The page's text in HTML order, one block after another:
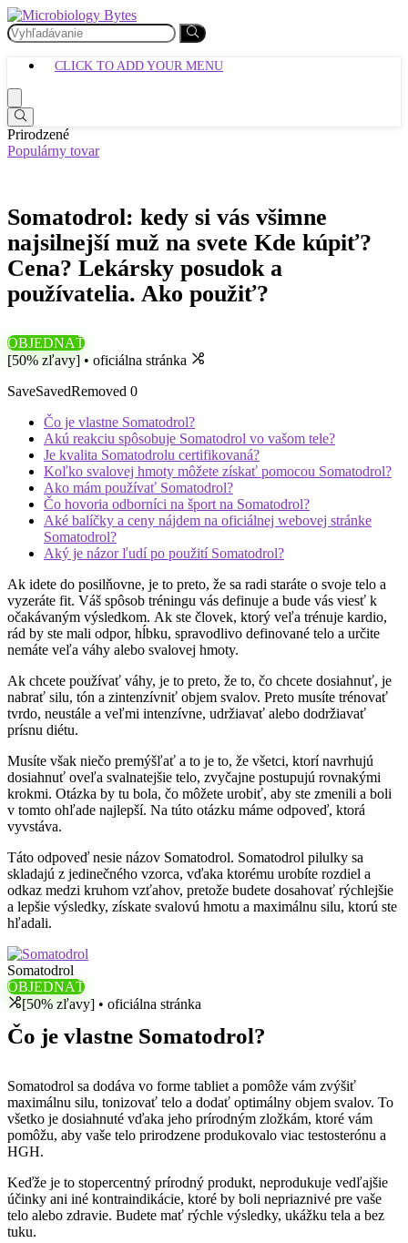
CLICK TO ADD YOUR MENU
Prirodzené
Populárny tovar
Somatodrol: kedy si vás všimne
najsilnejší muž na svete Kde kúpiť?
Cena? Lekársky posudok a
používatelia. Ako použiť?
OBJEDNAŤ
[50% zľavy] • oficiálna stránka
SaveSavedRemoved 0
Čo je vlastne Somatodrol?
Akú reakciu spôsobuje Somatodrol vo vašom tele?
Je kvalita Somatodrolu certifikovaná?
Koľko svalovej hmoty môžete získať pomocou Somatodrol?
Ako mám používať Somatodrol?
Čo hovoria odborníci na šport na Somatodrol?
Aké balíčky a ceny nájdem na oficiálnej webovej stránke
Somatodrol?
Aký je názor ľudí po použití Somatodrol?
Ak idete do posilňovne, je to preto, že sa radi staráte o svoje telo a
vyzeráte fit. Váš spôsob tréningu vás definuje a bude vás viesť k
očakávaným výsledkom. Ak ste človek, ktorý veľa trénuje kardio,
rád by ste mali odpor, hĺbku, spravodlivo definované telo a určite
nemáte veľa váhy alebo svalovej hmoty.
Ak chcete používať váhy, je to preto, že to, čo chcete dosiahnuť, je
nabrať silu, tón a zintenzívniť objem svalov. Preto musíte trénovať
tvrdo, neustále a veľmi intenzívne, udržiavať alebo dodržiavať
prísnu diétu.
Musíte však niečo premýšľať a to je to, že všetci, ktorí navrhujú
dosiahnuť oveľa svalnatejšie telo, zvyčajne postupujú rovnakými
krokmi. Otázka by tu bola, čo môžete urobiť, aby ste zmenili a boli
v tomto ohľade najlepší. Na túto otázku máme odpoveď, ktorá
vyvstáva.
Táto odpoveď nesie názov Somatodrol. Somatodrol pilulky sa
skladajú z jedinečného vzorca, vďaka ktorému urobíte rozdiel a
odkaz medzi kruhom vzťahov, pretože budete dosahovať rýchlejšie
a lepšie výsledky, získate svalovú hmotu a maximálnu silu, ktorú ste
hľadali.
Somatodrol
OBJEDNAŤ
[50% zľavy] • oficiálna stránka
Čo je vlastne Somatodrol?
Somatodrol sa dodáva vo forme tabliet a pomôže vám zvýšiť
maximálnu silu, tonizovať telo a dodať optimálny objem svalov. To
všetko je dosiahnuté vďaka jeho prírodným zložkám, ktoré vám
pomôžu, aby vaše telo prirodzene produkovalo viac testosterónu a
HGH.
Keďže je to stopercentný prírodný produkt, neprodukuje vedľajšie
účinky ani iné kontraindikácie, ktoré by boli nepriaznivé pre vaše
telo alebo zdravie. Budete mať rýchle výsledky, ukážku tela a bez
tuku.